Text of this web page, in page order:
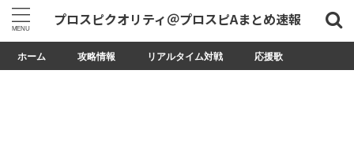
プロスピクオリティ＠プロスピAまとめ速報
ホーム 攻略情報 リアルタイム対戦 応援歌